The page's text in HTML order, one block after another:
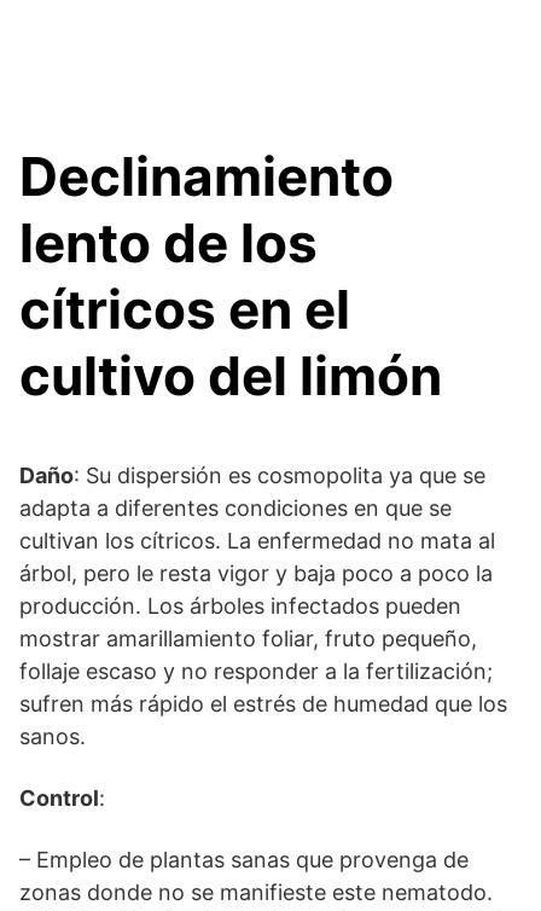
Declinamiento
lento de los
cítricos en el
cultivo del limón
Daño: Su dispersión es cosmopolita ya que se
adapta a diferentes condiciones en que se
cultivan los cítricos. La enfermedad no mata al
árbol, pero le resta vigor y baja poco a poco la
producción. Los árboles infectados pueden
mostrar amarillamiento foliar, fruto pequeño,
follaje escaso y no responder a la fertilización;
sufren más rápido el estrés de humedad que los
sanos.
Control:
– Empleo de plantas sanas que provenga de
zonas donde no se manifieste este nematodo.